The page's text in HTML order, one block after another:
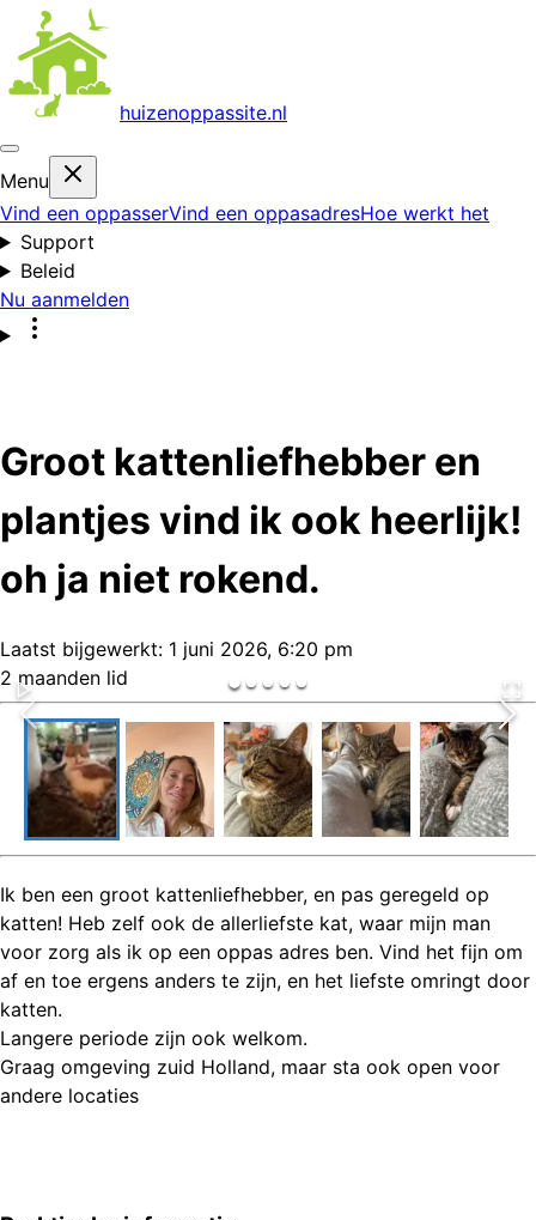
huizenoppassite.nl
Menu
Vind een oppasserVind een oppasadresHoe werkt het
Support
Beleid
Nu aanmelden
Groot kattenliefhebber en
plantjes vind ik ook heerlijk!
oh ja niet rokend.
Laatst bijgewerkt: 1 juni 2026, 6:20 pm
2 maanden lid
Ik ben een groot kattenliefhebber, en pas geregeld op
katten! Heb zelf ook de allerliefste kat, waar mijn man
voor zorg als ik op een oppas adres ben. Vind het fijn om
af en toe ergens anders te zijn, en het liefste omringt door
katten.
Langere periode zijn ook welkom.
Graag omgeving zuid Holland, maar sta ook open voor
andere locaties